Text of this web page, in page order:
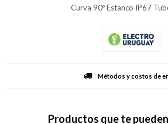
Curva 90º Estanco IP67
Métodos y costos de
Productos que te